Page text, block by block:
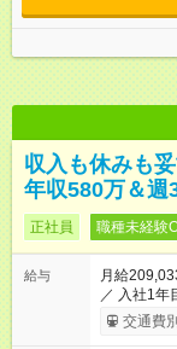
収入も休みも
年収580万＆週
正社員 職種未経験
給与
月給
／ 入社1年目社
与保証あ
いただけ
交通費